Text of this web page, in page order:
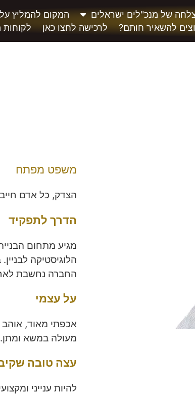
של מנכ"לים ישראלים המקום להמליץ
להשאיר חותם?
לרכישה לחצו כאן לקוחות
משפט מפתח
הצדק, כל אדם
הדרך לתפקיד
מגיע מתחום
החברה נחשבת
על עצמי
אכפתי מאוד, אוהב
מעולה במשא ומתן.
עצה טובה
להיות ענייני